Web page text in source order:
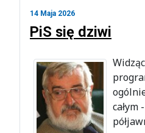
14 Maja 2026
PiS się dziwi
całym